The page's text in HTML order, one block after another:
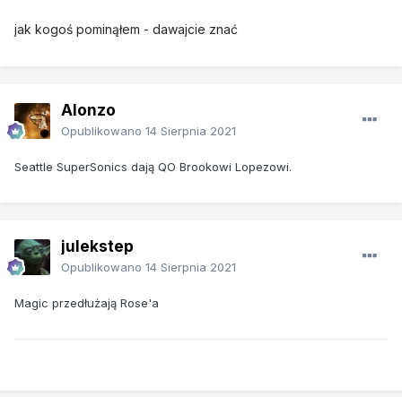
jak kogoś pominąłem - dawajcie znać
Alonzo
Opublikowano 14 Sierpnia 2021
Seattle SuperSonics dają QO Brookowi Lopezowi.
julekstep
Opublikowano 14 Sierpnia 2021
Magic przedłużają Rose'a